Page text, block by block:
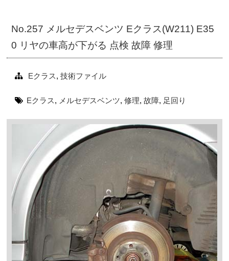
No.257 メルセデスベンツ Eクラス(W211) E35
0 リヤの車高が下がる 点検 故障 修理
Eクラス,技術ファイル
Eクラス, メルセデスベンツ,修理,故障, 足回り